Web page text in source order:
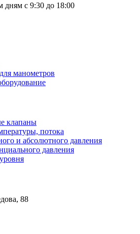
дням с 9:30 до 18:00
манометров
клапаны
потока
и абсолютного давления
давления
88